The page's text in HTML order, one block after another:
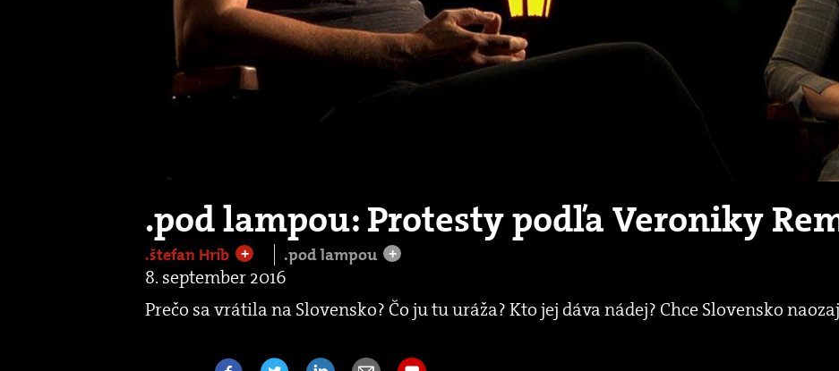
.pod lampou: Protesty podľa Veroniky
.štefan Hríb + .pod lampou +
8. september 2016
Prečo sa vrátila na Slovensko? Čo ju tu uráža? Kto jej dáva nádej? Chce Slovensko